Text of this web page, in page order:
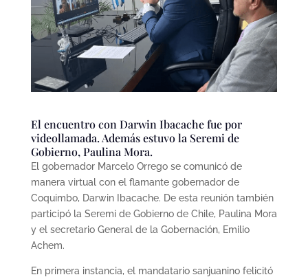
El encuentro con Darwin Ibacache fue por
videollamada. Además estuvo la Seremi de
Gobierno, Paulina Mora.
El gobernador Marcelo Orrego se comunicó de
manera virtual con el flamante gobernador de
Coquimbo, Darwin Ibacache. De esta reunión también
participó la Seremi de Gobierno de Chile, Paulina Mora
y el secretario General de la Gobernación, Emilio
Achem.
En primera instancia, el mandatario sanjuanino felicitó